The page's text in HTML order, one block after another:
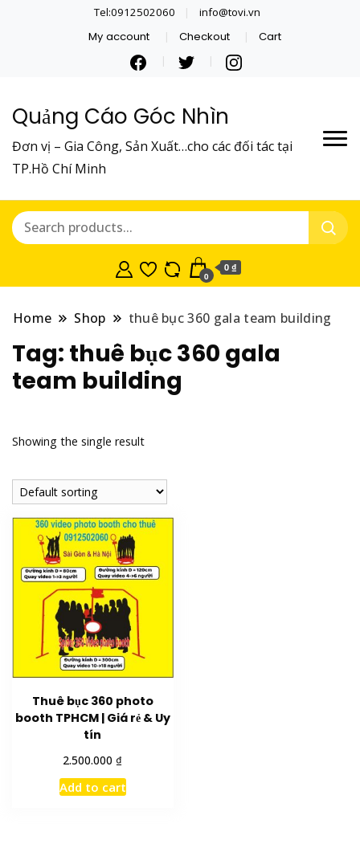
Tel:0912502060 info@tovi.vn
My account Checkout Cart
Quảng Cáo Góc Nhìn
Đơn vị – Gia Công, Sản Xuất…cho các đối tác tại
TP.Hồ Chí Minh
0
0 ₫
Home Shop thuê bục 360 gala team building
Tag: thuê bục 360 gala
team building
Showing the single result
Thuê bục 360 photo
booth TPHCM | Giá rẻ & Uy
tín
2.500.000 ₫
Add to cart